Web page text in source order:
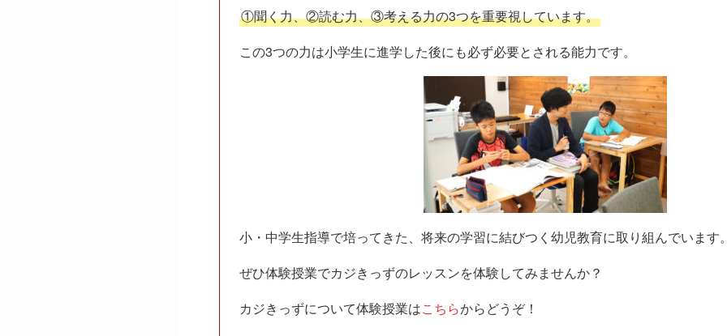
①聞く力、②読む力、③考える力の3つを重要視しています。
この3つの力は小学生に進学した後にも必ず必要とされる能力です。
小・中学生指導で培ってきた、将来の学習に結びつく幼児教育に取り組んでいます
ぜひ体験授業でカジきっずのレッスンを体験してみませんか？
カジきっずについて体験授業はこちらからどうぞ！